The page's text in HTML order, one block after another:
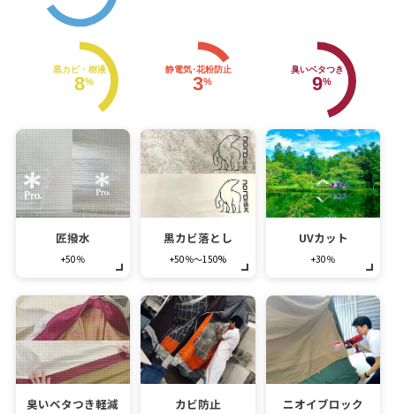
黒カビ・樹液
8%
静電気･花粉防止
3%
臭いベタつき
9%
匠撥水
+50％
黒カビ落とし
+50％～150%
UVカット
+30％
臭いベタつき軽減 カビ防止 ニオイブロック